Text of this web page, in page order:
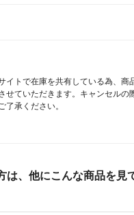
イトで在庫を共有している為、商
せていただきます。キャンセルの
了承ください。
は、他にこんな商品を見